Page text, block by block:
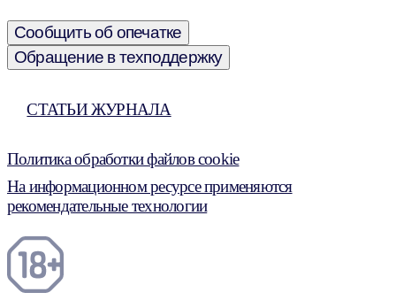
Сообщить об опечатке
Обращение в техподдержку
СТАТЬИ ЖУРНАЛА
Политика обработки файлов cookie
На информационном ресурсе применяются
рекомендательные технологии